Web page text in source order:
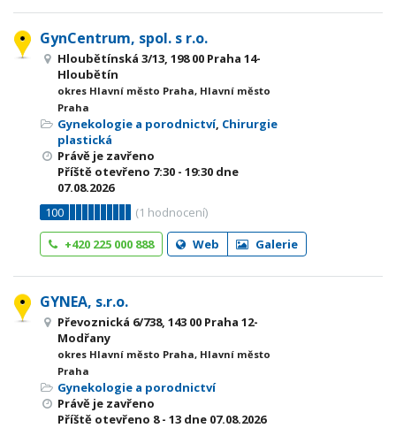
GynCentrum, spol. s r.o.
Hloubětínská 3/13, 198 00 Praha 14-
Hloubětín
okres Hlavní město Praha, Hlavní město
Praha
Gynekologie a porodnictví, Chirurgie
plastická
Právě je zavřeno
Příště otevřeno 7:30 - 19:30 dne
07.08.2026
100
(1 hodnocení)
+420 225 000 888
Web Galerie
GYNEA, s.r.o.
Převoznická 6/738, 143 00 Praha 12-
Modřany
okres Hlavní město Praha, Hlavní město
Praha
Gynekologie a porodnictví
Právě je zavřeno
Příště otevřeno 8 - 13 dne 07.08.2026